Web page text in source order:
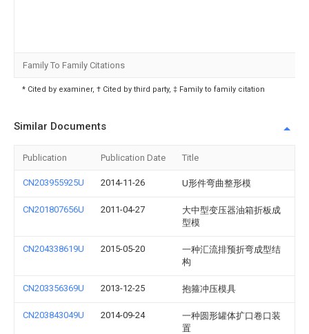
Family To Family Citations
* Cited by examiner, † Cited by third party, ‡ Family to family citation
Similar Documents
Publication Publication Date Title
CN203955925U 2014-11-26 U形件弯曲整形模
CN201807656U 2011-04-27
大中型变压器油箱折板成
型模
CN204338619U 2015-05-20
一种汇流排预折弯成型结
构
CN203356369U 2013-12-25 抱箍冲压模具
CN203843049U 2014-09-24
一种圆形罐体扩口卷口装
置